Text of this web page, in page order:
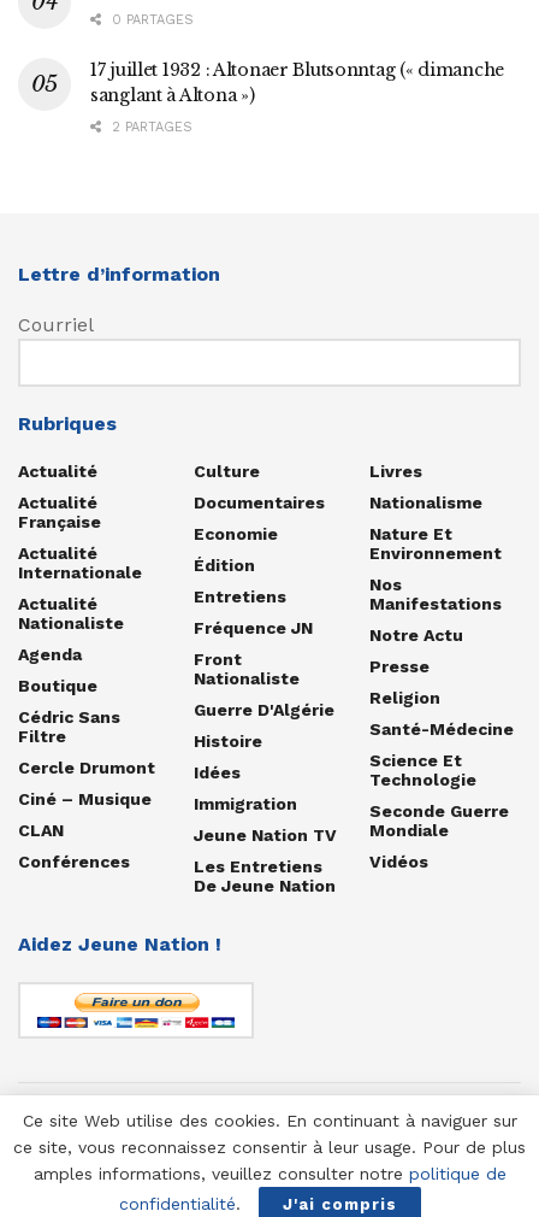
0 PARTAGES
17 juillet 1932 : Altonaer Blutsonntag (« dimanche
sanglant à Altona »)
2 PARTAGES
Lettre d’information
Courriel
Rubriques
Actualité
Actualité
Française
Actualité
Internationale
Actualité
Nationaliste
Agenda
Boutique
Cédric Sans
Filtre
Cercle Drumont
Ciné – Musique
CLAN
Conférences
Culture
Documentaires
Economie
Édition
Entretiens
Fréquence JN
Front
Nationaliste
Guerre D'Algérie
Histoire
Idées
Immigration
Jeune Nation TV
Les Entretiens
De Jeune Nation
Livres
Nationalisme
Nature Et
Environnement
Nos
Manifestations
Notre Actu
Presse
Religion
Santé-Médecine
Science Et
Technologie
Seconde Guerre
Mondiale
Vidéos
Aidez Jeune Nation !
© 1958-2025 Jeune Nation
Ce site Web utilise des cookies. En continuant à naviguer sur
ce site, vous reconnaissez consentir à leur usage. Pour de plus
amples informations, veuillez consulter notre politique de
confidentialité. J'ai compris